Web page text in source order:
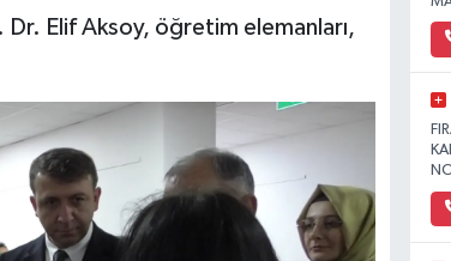
Dr. Elif Aksoy, öğretim elemanları,